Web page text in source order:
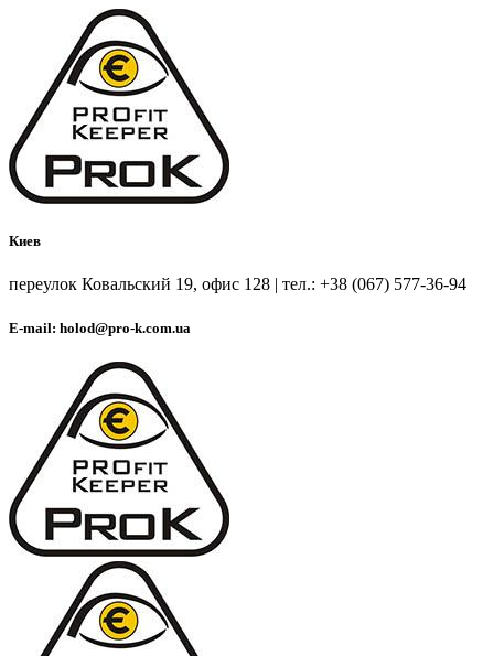
Киев
переулок Ковальский 19, офис 128 | тел.: +38 (067) 577-36-94
E-mail: holod@pro-k.com.ua